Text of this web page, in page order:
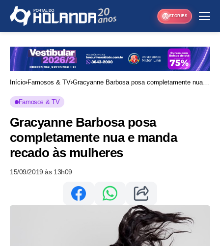
STORIES
Início Famosos & TV Gracyanne Barbosa posa completamente nua e
Famosos & TV
Gracyanne Barbosa posa
completamente nua e manda
recado às mulheres
15/09/2019 às 13h09